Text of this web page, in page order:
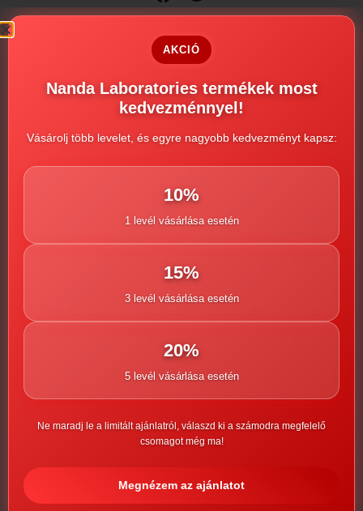
Kamagra potencianövelők
Kamagra Max árak ,Kamagra Max eladó
Max tapasztalatok,Kamagra Max vásárlás,Kamagra
,Kamagra Max vény nélkül
Kapcsolódó termékek
AKCIÓ
Nanda Laboratories termékek most
kedvezménnyel!
Vásárolj több levelet, és egyre nagyobb kedvezményt kapsz:
10%
1 levél vásárlása esetén
15%
3 levél vásárlása esetén
20%
5 levél vásárlása esetén
Ne maradj le a limitált ajánlatról, válaszd ki a számodra megfelelő
csomagot még ma!
Megnézem az ajánlatot